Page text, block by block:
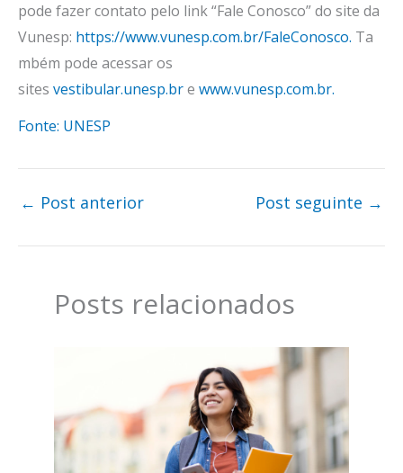
pode fazer contato pelo link “Fale Conosco” do site da
Vunesp: https://www.vunesp.com.br/FaleConosco. Ta
mbém pode acessar os
sites vestibular.unesp.bre www.vunesp.com.br.
Fonte: UNESP
← Post anterior Post seguinte →
Posts relacionados